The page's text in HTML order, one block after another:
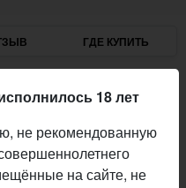
ГДЕ КУПИТЬ
18 лет
не рекомендованную
на сайте, не